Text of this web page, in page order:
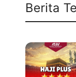
Berita